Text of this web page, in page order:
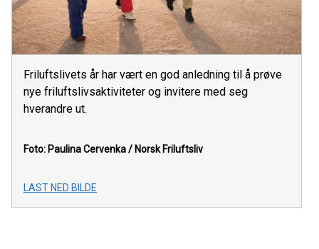
Friluftslivets år har vært en god anledning til å prøve
nye friluftslivsaktiviteter og invitere med seg
hverandre ut.
Foto: Paulina Cervenka / Norsk Friluftsliv
LAST NED BILDE